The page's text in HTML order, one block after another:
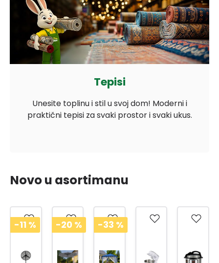
Tepisi
Unesite toplinu i stil u svoj dom! Moderni i
praktični tepisi za svaki prostor i svaki ukus.
Novo u asortimanu
-11 % -20 % -33 %